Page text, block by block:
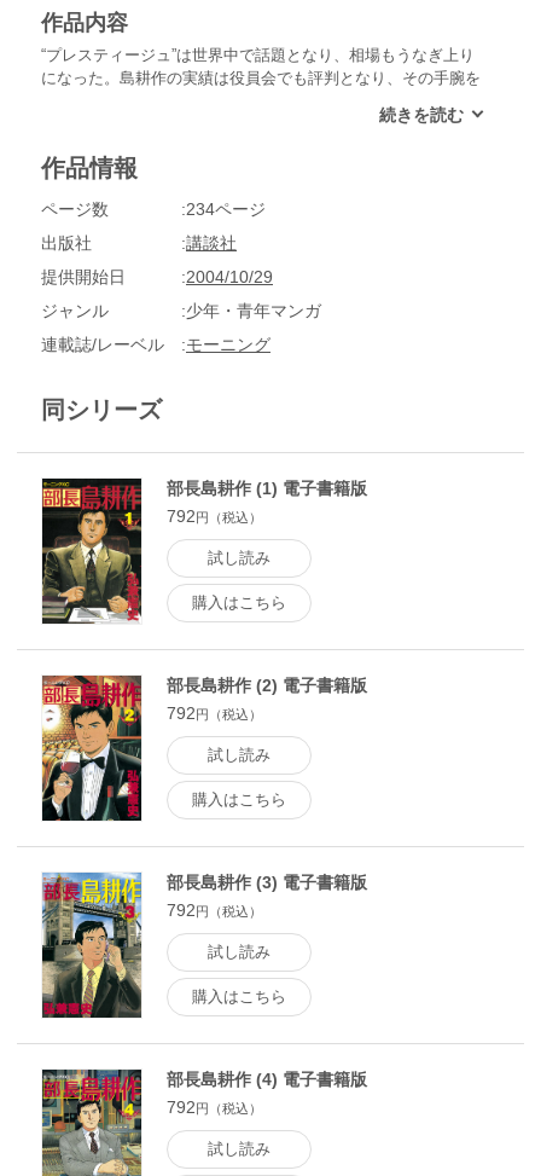
作品内容
“プレスティージュ”は世界中で話題となり、相場もうなぎ上り
になった。島耕作の実績は役員会でも評判となり、その手腕を
建て直しを依頼される。三分の一の社員をリストラしなければ
する決意をする。
作品情報
ページ数
234ページ
出版社
講談社
提供開始日
2004/10/29
ジャンル
少年・青年マンガ
連載誌/レーベル
モーニング
同シリーズ
部長島耕作 (1) 電子書籍版
792円（税込）
試し読み
購入はこちら
部長島耕作 (2) 電子書籍版
792円（税込）
試し読み
購入はこちら
部長島耕作 (3) 電子書籍版
792円（税込）
試し読み
購入はこちら
部長島耕作 (4) 電子書籍版
792円（税込）
試し読み